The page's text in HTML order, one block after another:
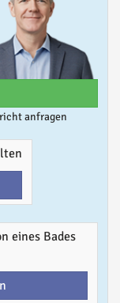
anfragen
eines Bades